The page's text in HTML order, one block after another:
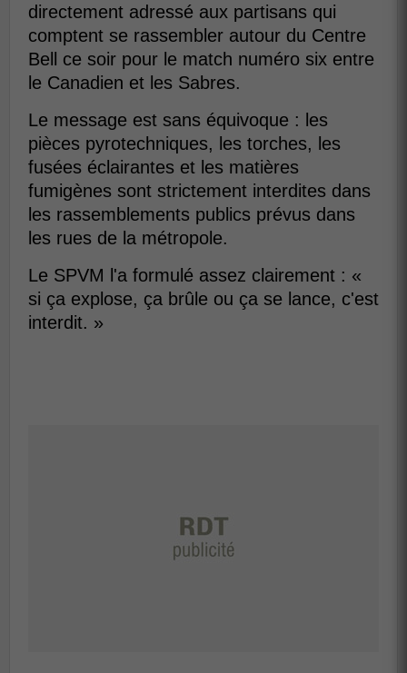
directement adressé aux partisans qui
comptent se rassembler autour du Centre
Bell ce soir pour le match numéro six entre
le Canadien et les Sabres.
Le message est sans équivoque : les
pièces pyrotechniques, les torches, les
fusées éclairantes et les matières
fumigènes sont strictement interdites dans
les rassemblements publics prévus dans
les rues de la métropole.
Le SPVM l'a formulé assez clairement : «
si ça explose, ça brûle ou ça se lance, c'est
interdit. »